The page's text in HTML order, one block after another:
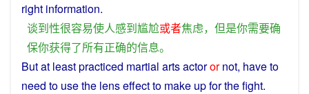
right information.
谈到性很容易使人感到尴尬或者焦虑， 但是你需要确
保你获得了所有正确的信息。
Butat leastpracticed martial artsactoror not, haveto
need to usethe lenseffectto make up for thefight.